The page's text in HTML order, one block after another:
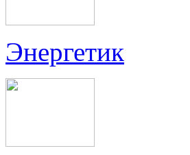
Энергетик